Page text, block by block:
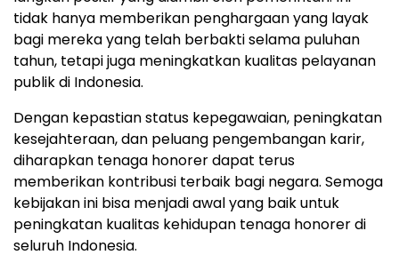
tidak hanya memberikan penghargaan yang layak
bagi mereka yang telah berbakti selama puluhan
tahun, tetapi juga meningkatkan kualitas pelayanan
publik di Indonesia.
Dengan kepastian status kepegawaian, peningkatan
kesejahteraan, dan peluang pengembangan karir,
diharapkan tenaga honorer dapat terus
memberikan kontribusi terbaik bagi negara. Semoga
kebijakan ini bisa menjadi awal yang baik untuk
peningkatan kualitas kehidupan tenaga honorer di
seluruh Indonesia.